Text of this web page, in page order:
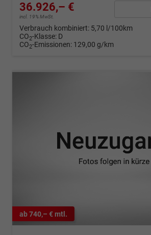
36.926,– €
incl. 19% MwSt.
Verbrauch kombiniert: 5,70 l/100km
CO2-Klasse: D
CO2-Emissionen: 129,00 g/km
ab 740,– € mtl.